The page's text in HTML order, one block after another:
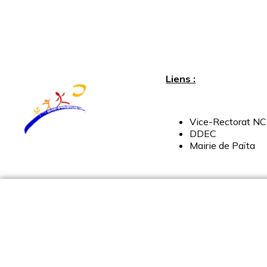
Liens :
Vice-Rectorat NC
DDEC
Mairiede Païta